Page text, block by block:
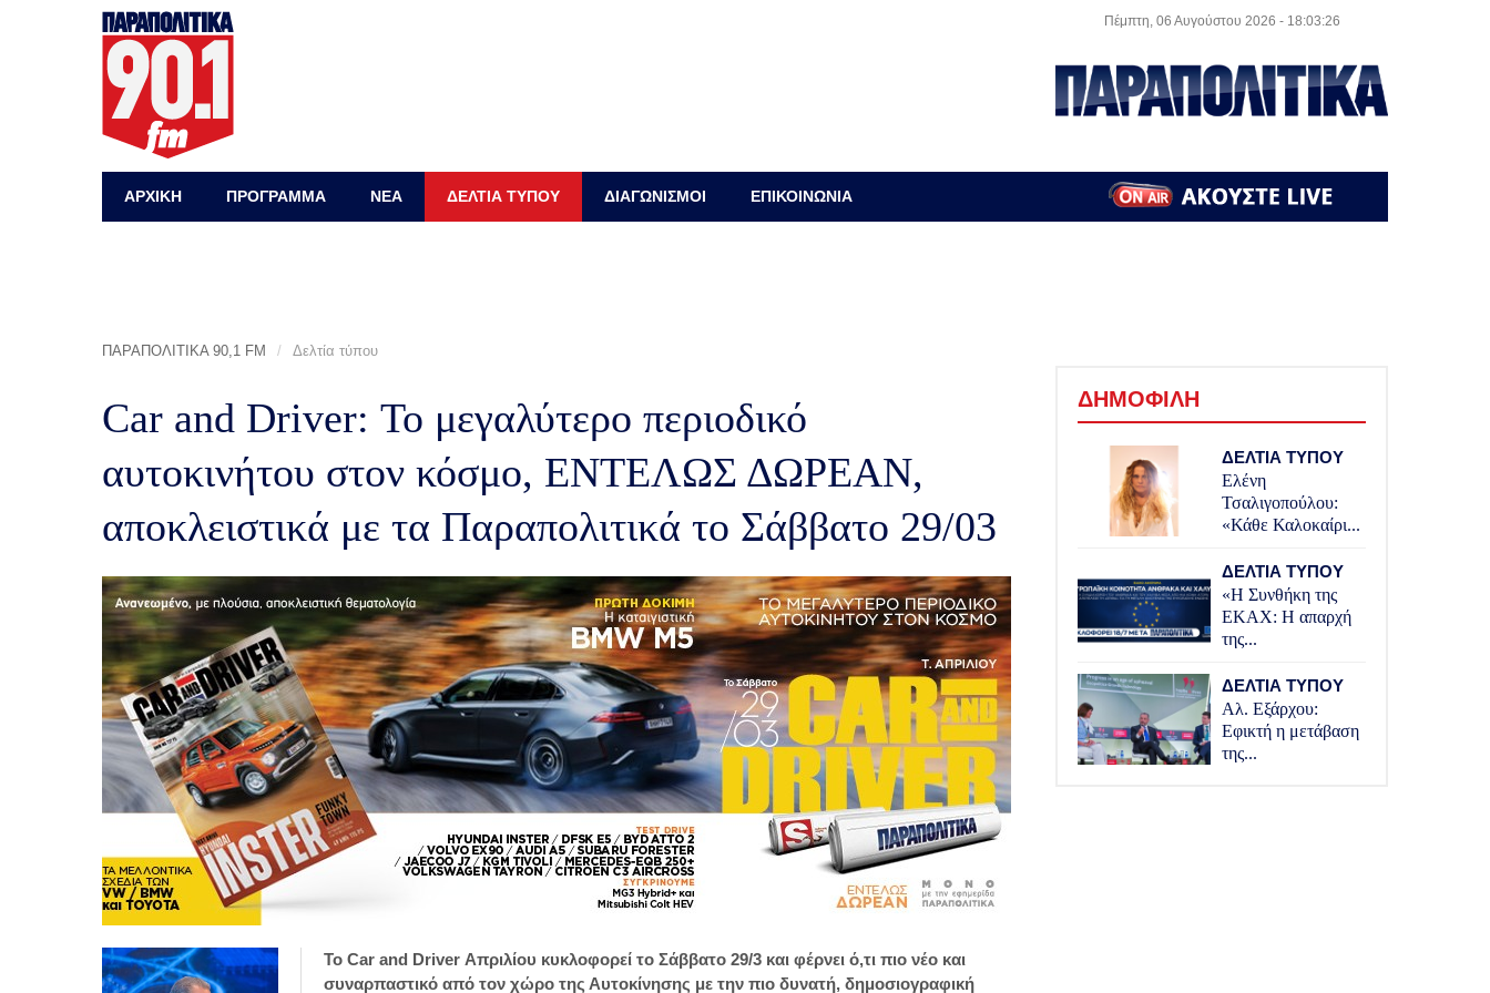
Πέμπτη, 06 Αυγούστου 2026 - 18:03:26
ΑΡΧΙΚΗ ΠΡΟΓΡΑΜΜΑ ΝΕΑ ΔΕΛΤΙΑ ΤΥΠΟΥ ΔΙΑΓΩΝΙΣΜΟΙ ΕΠΙΚΟΙΝΩΝΙΑ
ΠΑΡΑΠΟΛΙΤΙΚΑ 90,1 FM / Δελτία τύπου
Car and Driver: Το μεγαλύτερο περιοδικό
αυτοκινήτου στον κόσμο, ΕΝΤΕΛΩΣ ΔΩΡΕΑΝ,
αποκλειστικά με τα Παραπολιτικά το Σάββατο 29/03
Το Car and Driver Απριλίου κυκλοφορεί το Σάββατο 29/3 και φέρνει ό,τι πιο νέο και
συναρπαστικό από τον χώρο της Αυτοκίνησης με την πιο δυνατή, δημοσιογραφική
ΔΗΜΟΦΙΛΗ
ΔΕΛΤΙΑ ΤΥΠΟΥ
Ελένη
Τσαλιγοπούλου:
«Κάθε Καλοκαίρι...
ΔΕΛΤΙΑ ΤΥΠΟΥ
«Η Συνθήκη της
ΕΚΑΧ: Η απαρχή
της...
ΔΕΛΤΙΑ ΤΥΠΟΥ
Αλ. Εξάρχου:
Εφικτή η μετάβαση
της...